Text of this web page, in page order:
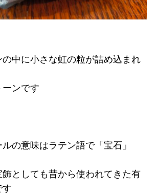
の中に小さな虹の粒が詰め込まれ
ンです
の意味はラテン語で「宝石」
としても昔から使われてきた有
す